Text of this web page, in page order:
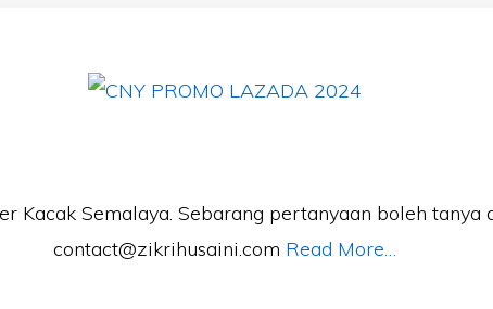
Kacak Semalaya. Sebarang pertanyaan boleh tanya
contact@zikrihusaini.com Read More…